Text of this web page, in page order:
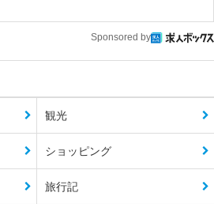
Sponsored by
観光
ショッピング
旅行記